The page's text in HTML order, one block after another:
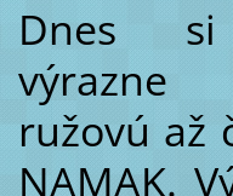
Dnes si
ružovú až
NAMAK.